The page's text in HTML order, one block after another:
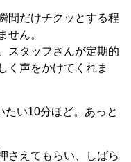
間だけチクッとする程
せん。
スタッフさんが定期的
く声をかけてくれま
い10分ほど。あっと
さえてもらい、しばら